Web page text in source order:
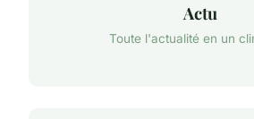
Actu
Toute l'actualité en un